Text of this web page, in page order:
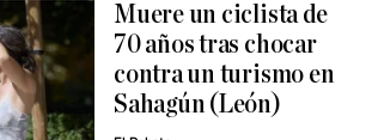
Muere un ciclista de
70 años tras chocar
contra un turismo en
Sahagún (León)